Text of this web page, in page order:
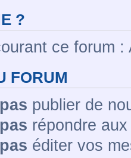
?
ce forum
FORUM
publier de
répondre
éditer vos